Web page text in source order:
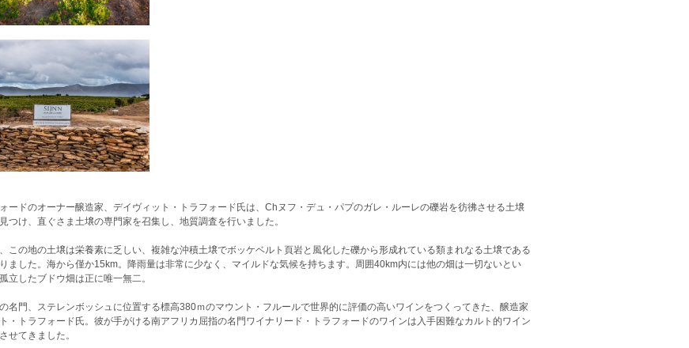
ードのオーナー醸造家、デイヴィット・トラフォード氏は、Chヌフ・デュ・パプのガレ・ルーレの礫岩を彷彿させる土壌
つけ、直ぐさま土壌の専門家を召集し、地質調査を行いました。
この地の土壌は栄養素に乏しい、複雑な沖積土壌でボッケベルト頁岩と風化した礫から形成れている類まれなる土壌である
ました。海から僅か15km。降雨量は非常に少なく、マイルドな気候を持ちます。周囲40km内には他の畑は一切ないとい
立したブドウ畑は正に唯一無二。
名門、ステレンボッシュに位置する標高380ｍのマウント・フルールで世界的に評価の高いワインをつくってきた、醸造家
・トラフォード氏。彼が手がける南アフリカ屈指の名門ワイナリード・トラフォードのワインは入手困難なカルト的ワイン
せてきました。